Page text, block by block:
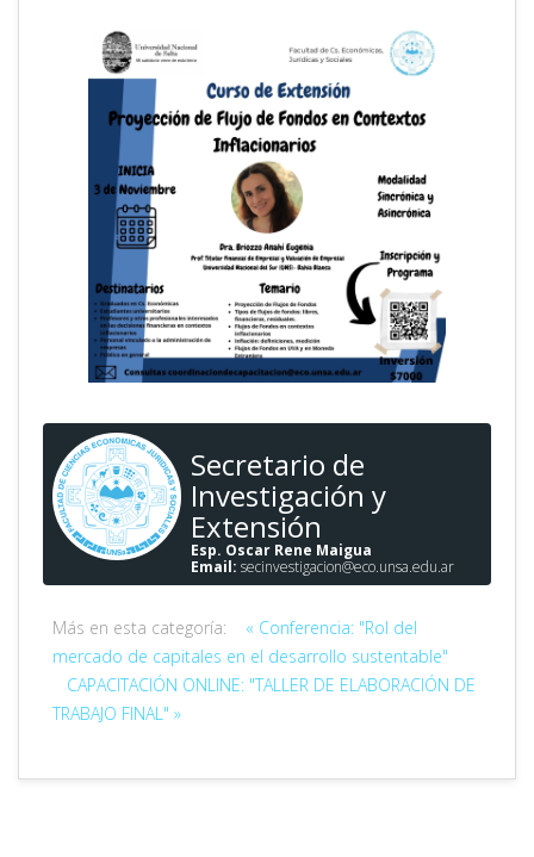
Secretario de
Investigación y
Extensión
Esp. Oscar Rene Maigua
Email: secinvestigacion@eco.unsa.edu.ar
Más en esta categoría:
« Conferencia: "Rol del
mercado de capitales en el desarrollo sustentable"
CAPACITACIÓN ONLINE: "TALLER DE ELABORACIÓN DE
TRABAJO FINAL" »